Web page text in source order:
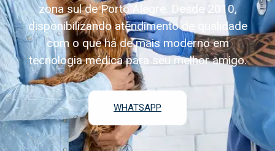
zona sul de Porto Alegre. Desde 2010,
disponibilizando atendimento de qualidade
com o que há de mais moderno em
tecnologia médica para seu melhor amigo.
WHATSAPP